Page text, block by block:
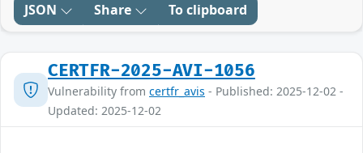
JSON Share To clipboard
CERTFR-2025-AVI-1056
Vulnerability from certfr_avis - Published: 2025-12-02 -
Updated: 2025-12-02